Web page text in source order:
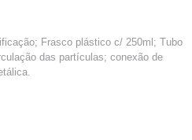
Frasco plástico c/ 250ml; Tubo
das partículas; conexão de